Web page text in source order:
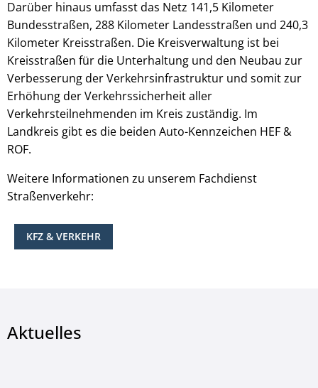
Darüber hinaus umfasst das Netz 141,5 Kilometer
Bundesstraßen, 288 Kilometer Landesstraßen und 240,3
Kilometer Kreisstraßen. Die Kreisverwaltung ist bei
Kreisstraßen für die Unterhaltung und den Neubau zur
Verbesserung der Verkehrsinfrastruktur und somit zur
Erhöhung der Verkehrssicherheit aller
Verkehrsteilnehmenden im Kreis zuständig. Im
Landkreis gibt es die beiden Auto-Kennzeichen HEF &
ROF.
Weitere Informationen zu unserem Fachdienst
Straßenverkehr:
KFZ & VERKEHR
Aktuelles